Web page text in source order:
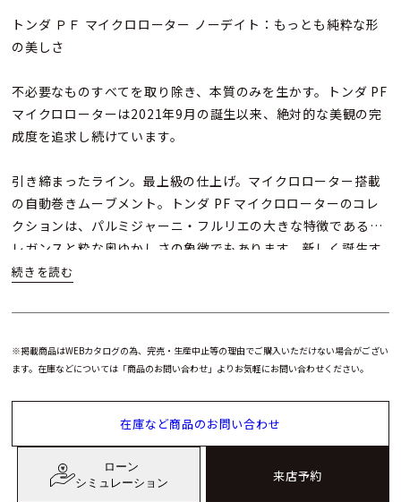
トンダ ＰＦ マイクロローター ノーデイト：もっとも純粋な形
の美しさ
不必要なものすべてを取り除き、本質のみを生かす。トンダ PF
マイクロローターは2021年9月の誕生以来、絶対的な美観の完
成度を追求し続けています。
引き締まったライン。最上級の仕上げ。マイクロローター搭載
の自動巻きムーブメント。トンダ PF マイクロローターのコレ
クションは、パルミジャーニ・フルリエの大きな特徴であるエ
レガンスと粋な奥ゆかしさの象徴でもあります。新しく誕生す
るモデルのひとつひとつが、このモダンなデザインの「型」を
トモデル。純潔でミニマルな美観を継承しています。メゾンの
の仕上げをかけ合わせた、純粋に時計を楽しむ愛好家人たちに
向けたモデルです。
純粋な時計愛好家の期待に応えるように、パルミジャーニ・フ
※掲載商品はWEBカタログの為、完売・生産中止等の理由でご購入いただけない場合がござい
ます。在庫などについては「商品のお問い合わせ」よりお気軽にお問い合わせください。
在庫など商品のお問い合わせ
ローン
シミュレーション
来店予約